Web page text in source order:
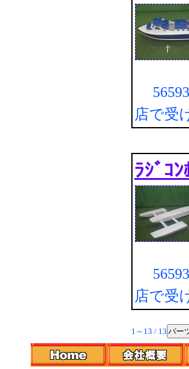
店で受
ﾗｼﾞｺ
店で受
1～13 / 13 パー